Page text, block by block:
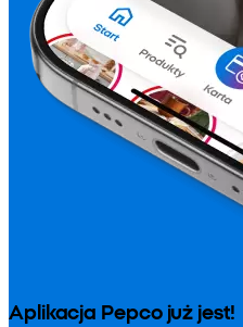
Aplikacja Pepco już jest!